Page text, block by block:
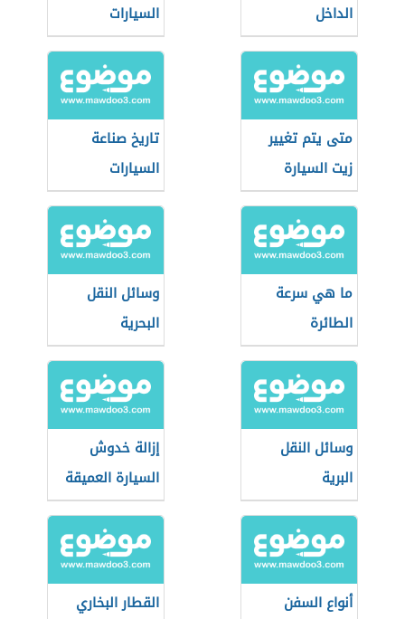
الداخل
السيارات
متى يتم تغيير
زيت السيارة
تاريخ صناعة
السيارات
ما هي سرعة
الطائرة
وسائل النقل
البحرية
وسائل النقل
البرية
إزالة خدوش
السيارة العميقة
أنواع السفن
القطار البخاري